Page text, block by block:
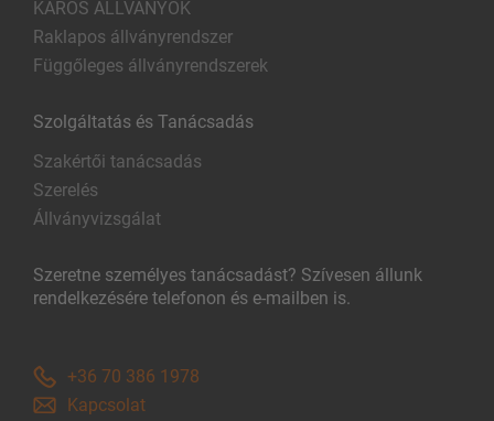
KAROS ÁLLVÁNYOK
Raklapos állványrendszer
Függőleges állványrendszerek
Szolgáltatás és Tanácsadás
Szakértői tanácsadás
Szerelés
Állványvizsgálat
Szeretne személyes tanácsadást? Szívesen állunk
rendelkezésére telefonon és e-mailben is.
+36 70 386 1978
Kapcsolat